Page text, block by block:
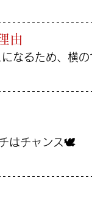
由
なるため、横
はチャンス🕊️